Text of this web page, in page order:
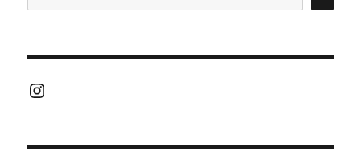
Instagram